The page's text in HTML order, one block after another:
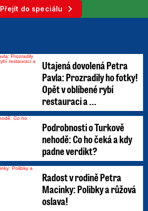
Přejít do speciálu
Utajená dovolená Petra
Pavla: Prozradily ho fotky!
Opět v oblíbené rybí
restauraci a ...
Podrobnosti o Turkově
nehodě: Co ho čeká a kdy
padne verdikt?
Radost v rodině Petra
Macinky: Polibky a růžová
oslava!